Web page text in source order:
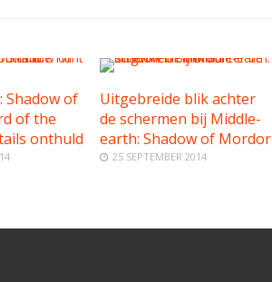
Shadow of
of the
onthuld
Uitgebreide blik achter
de schermen bij Middle-
earth: Shadow of Mordor
25 SEPTEMBER 2014